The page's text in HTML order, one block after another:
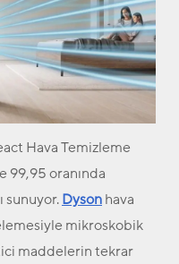
Hava Temizleme
99,95 oranında
sunuyor.Dysonhava
mikroskobik
maddelerin tekrar